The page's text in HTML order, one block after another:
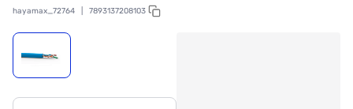
hayamax_72764 7893137208103